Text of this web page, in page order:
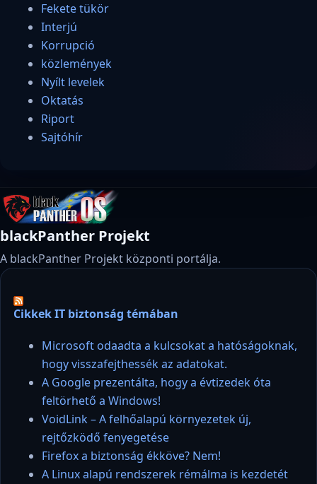
Fekete tükör
Interjú
Korrupció
közlemények
Nyílt levelek
Oktatás
Riport
Sajtóhír
blackPanther Projekt
A blackPanther Projekt központi portálja.
Cikkek IT biztonság témában
Microsoft odaadta a kulcsokat a hatóságoknak,
hogy visszafejthessék az adatokat.
A Google prezentálta, hogy a évtizedek óta
feltörhető a Windows!
VoidLink – A felhőalapú környezetek új,
rejtőzködő fenyegetése
Firefox a biztonság ékköve? Nem!
A Linux alapú rendszerek rémálma is kezdetét